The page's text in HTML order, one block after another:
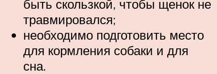
быть скользкой, чтобы щенок не
травмировался;
необходимо подготовить место
для кормления собаки и для
сна.